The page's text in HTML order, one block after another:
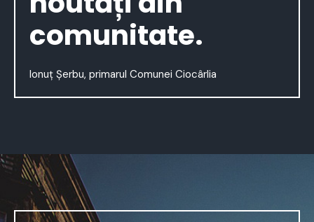
comunitate.
Ionuț Șerbu, primarul Comunei Ciocârlia